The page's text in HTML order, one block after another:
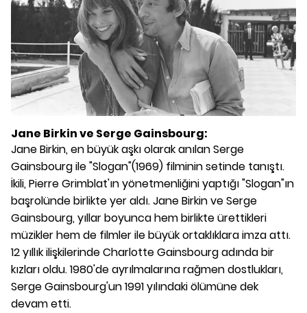
Jane Birkin ve Serge Gainsbourg:
Jane Birkin, en büyük aşkı olarak anılan Serge
Gainsbourg ile "Slogan"(1969) filminin setinde tanıştı.
İkili, Pierre Grimblat'ın yönetmenliğini yaptığı "Slogan"ın
başrolünde birlikte yer aldı. Jane Birkin ve Serge
Gainsbourg, yıllar boyunca hem birlikte ürettikleri
müzikler hem de filmler ile büyük ortaklıklara imza attı.
12 yıllık ilişkilerinde Charlotte Gainsbourg adında bir
kızları oldu. 1980'de ayrılmalarına rağmen dostlukları,
Serge Gainsbourg'un 1991 yılındaki ölümüne dek
devam etti.